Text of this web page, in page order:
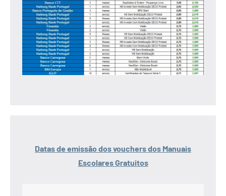
Datas de emissão dos vouchers dos Manuais
Escolares Gratuitos